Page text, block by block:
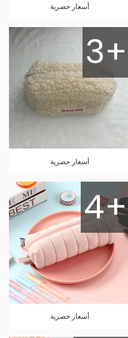
أسعار حصرية
3+
أسعار حصرية
4+
أسعار حصرية